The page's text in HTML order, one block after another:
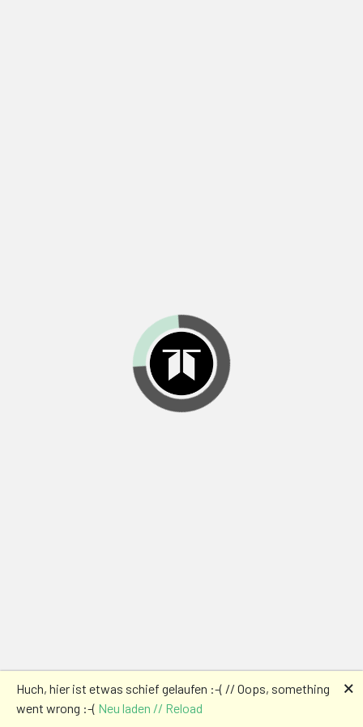
Huch, hier ist etwas schief gelaufen :-( // Oops, something
went wrong :-( Neu laden // Reload
🗙